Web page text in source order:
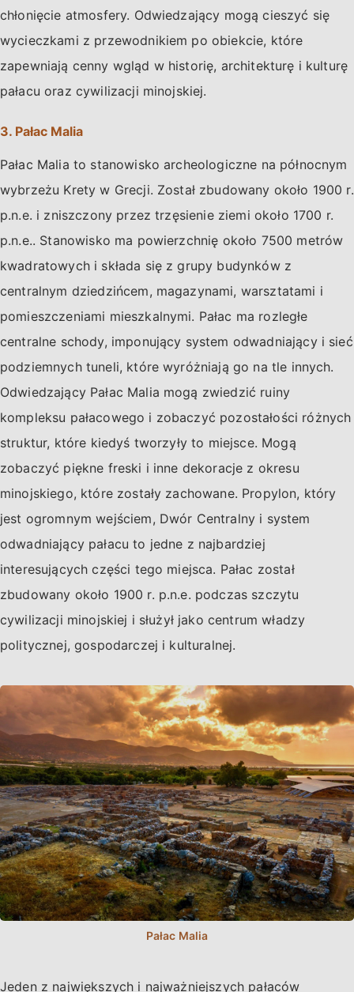
chłonięcie atmosfery. Odwiedzający mogą cieszyć się
wycieczkami z przewodnikiem po obiekcie, które
zapewniają cenny wgląd w historię, architekturę i kulturę
pałacu oraz cywilizacji minojskiej.
3. Pałac Malia
Pałac Malia to stanowisko archeologiczne na północnym
wybrzeżu Krety w Grecji. Został zbudowany około 1900 r.
p.n.e. i zniszczony przez trzęsienie ziemi około 1700 r.
p.n.e.. Stanowisko ma powierzchnię około 7500 metrów
kwadratowych i składa się z grupy budynków z
centralnym dziedzińcem, magazynami, warsztatami i
pomieszczeniami mieszkalnymi. Pałac ma rozległe
centralne schody, imponujący system odwadniający i sieć
podziemnych tuneli, które wyróżniają go na tle innych.
Odwiedzający Pałac Malia mogą zwiedzić ruiny
kompleksu pałacowego i zobaczyć pozostałości różnych
struktur, które kiedyś tworzyły to miejsce. Mogą
zobaczyć piękne freski i inne dekoracje z okresu
minojskiego, które zostały zachowane. Propylon, który
jest ogromnym wejściem, Dwór Centralny i system
odwadniający pałacu to jedne z najbardziej
interesujących części tego miejsca. Pałac został
zbudowany około 1900 r. p.n.e. podczas szczytu
cywilizacji minojskiej i służył jako centrum władzy
politycznej, gospodarczej i kulturalnej.
Jeden z największych i najważniejszych pałaców